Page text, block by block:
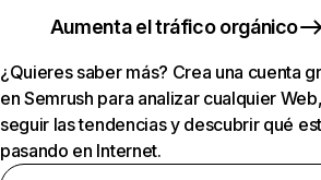
Aumenta el tráfico orgánico
¿Quieres saber más? Crea una cuenta
en Semrush para analizar cualquier
seguir las tendencias y descubrir qué
pasando en Internet.